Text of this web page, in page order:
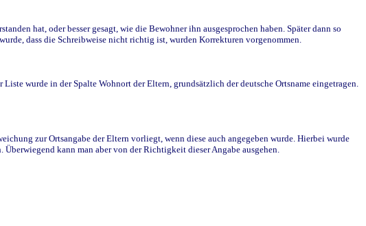
hat, oder besser gesagt, wie die Bewohner ihn ausgesprochen haben. Später dann so
dass die Schreibweise nicht richtig ist, wurden Korrekturen vorgenommen.
wurde in der Spalte Wohnort der Eltern, grundsätzlich der deutsche Ortsname eingetragen.
zur Ortsangabe der Eltern vorliegt, wenn diese auch angegeben wurde. Hierbei wurde
kann man aber von der Richtigkeit dieser Angabe ausgehen.